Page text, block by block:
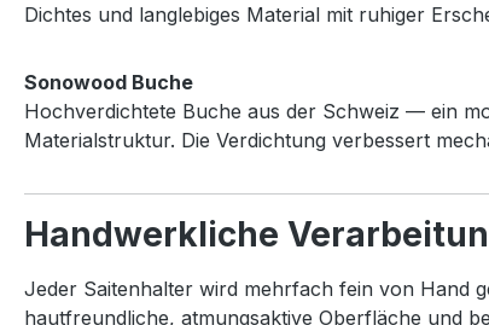
Dichtes und langlebiges Material mit ruhiger
Sonowood Buche
Hochverdichtete Buche aus der Schweiz — ein
Materialstruktur. Die Verdichtung verbessert
Handwerkliche
Jeder Saitenhalter wird mehrfach fein von Hand
hautfreundliche, atmungsaktive Oberfläche und